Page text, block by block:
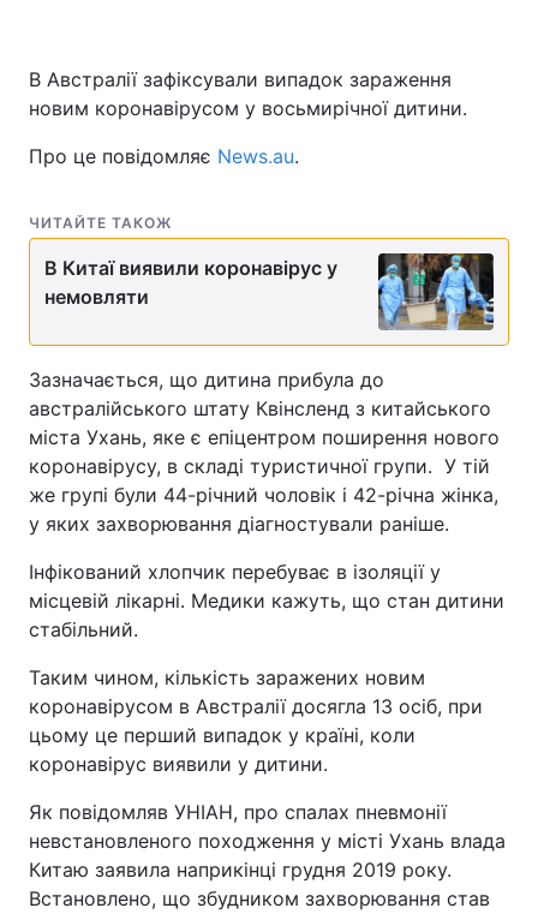
В Австралії зафіксували випадок зараження
новим коронавірусом у восьмирічної дитини.
Про це повідомляє News.au.
ЧИТАЙТЕ ТАКОЖ
В Китаї виявили коронавірус у
немовляти
Зазначається, що дитина прибула до
австралійського штату Квінсленд з китайського
міста Ухань, яке є епіцентром поширення нового
коронавірусу, в складі туристичної групи. У тій
же групі були 44-річний чоловік і 42-річна жінка,
у яких захворювання діагностували раніше.
Інфікований хлопчик перебуває в ізоляції у
місцевій лікарні. Медики кажуть, що стан дитини
стабільний.
Таким чином, кількість заражених новим
коронавірусом в Австралії досягла 13 осіб, при
цьому це перший випадок у країні, коли
коронавірус виявили у дитини.
Як повідомляв УНІАН, про спалах пневмонії
невстановленого походження у місті Ухань влада
Китаю заявила наприкінці грудня 2019 року.
Встановлено, що збудником захворювання став